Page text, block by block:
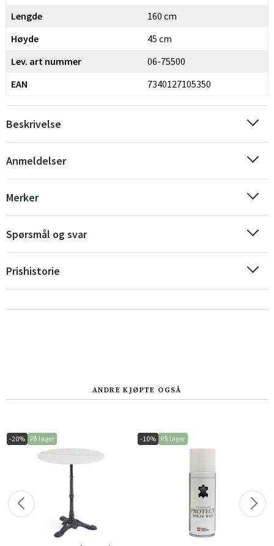
Sverige
Danmark
Lengde
160 cm
Høyde
45 cm
Lev. art nummer
06-75500
EAN
7340127105350
Beskrivelse
Anmeldelser
Merker
Spørsmål og svar
Prishistorie
ANDRE KJØPTE OGSÅ
-20% På lager -10% På lager